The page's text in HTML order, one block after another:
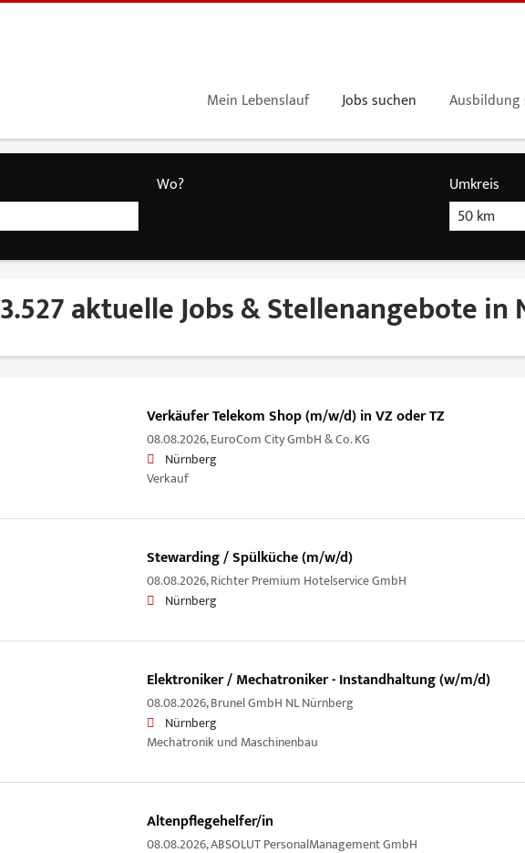
Mein Lebenslauf Jobs suchen Ausbildung
Wo?
Umkreis
50 km
3.527 aktuelle Jobs & Stellenangebote in
Verkäufer Telekom Shop (m/w/d) in VZ oder TZ
08.08.2026,EuroCom City GmbH & Co. KG
Nürnberg
Verkauf
Stewarding / Spülküche (m/w/d)
08.08.2026,Richter Premium Hotelservice GmbH
Nürnberg
Elektroniker / Mechatroniker - Instandhaltung (w/m/d)
08.08.2026,Brunel GmbH NL Nürnberg
Nürnberg
Mechatronik und Maschinenbau
Altenpflegehelfer/in
08.08.2026,ABSOLUT PersonalManagement GmbH